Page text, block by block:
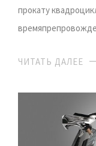
прокату
ЧИТАТЬ ДАЛЕЕ